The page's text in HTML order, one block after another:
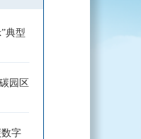
典型
园区
字